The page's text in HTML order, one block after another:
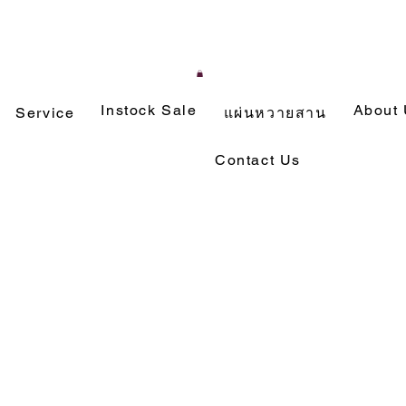
Service Instock Sale แผ่นหวายสาน About
Contact Us